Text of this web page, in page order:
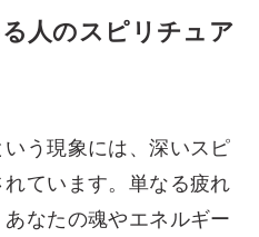
人のスピリチュア
う現象には、深いスピ
ています。単なる疲れ
なたの魂やエネルギー